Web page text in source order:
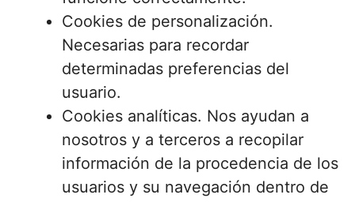
Cookies de personalización.
Necesarias para recordar
determinadas preferencias del
usuario.
Cookies analíticas. Nos ayudan a
nosotros y a terceros a recopilar
información de la procedencia de los
usuarios y su navegación dentro de